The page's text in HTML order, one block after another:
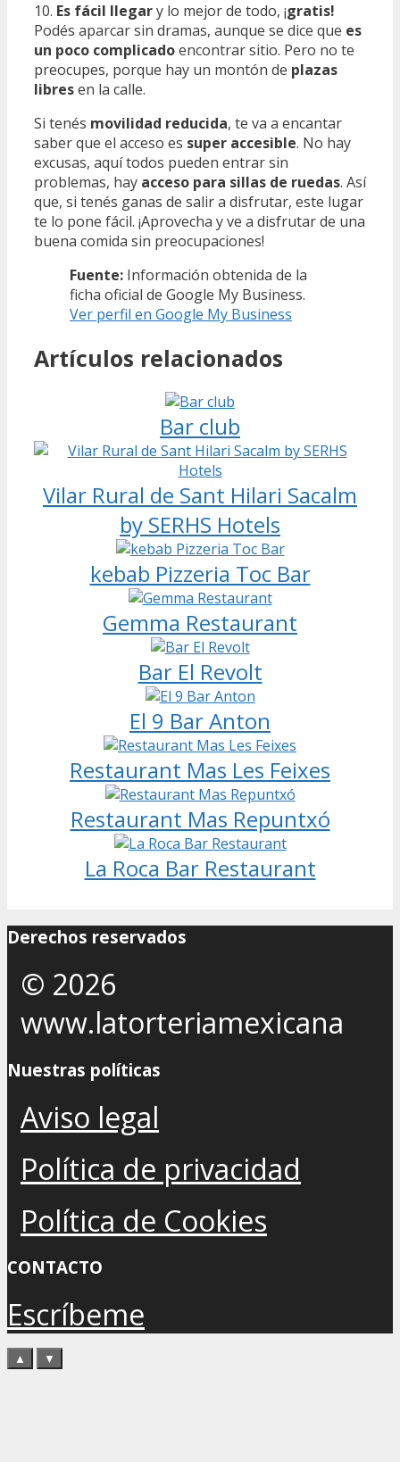
10. Es fácil llegary lo mejor de todo, ¡gratis!
Podés aparcar sin dramas, aunque se dice que es
un poco complicadoencontrar sitio. Pero no te
preocupes, porque hay un montón de plazas
libresen la calle.
Si tenés movilidad reducida, te va a encantar
saber que el acceso es super accesible. No hay
excusas, aquí todos pueden entrar sin
problemas, hay acceso para sillas de ruedas. Así
que, si tenés ganas de salir a disfrutar, este lugar
te lo pone fácil. ¡Aprovecha y ve a disfrutar de una
buena comida sin preocupaciones!
Fuente: Información obtenida de la
ficha oficial de Google My Business.
Ver perfil en Google My Business
Artículos relacionados
Bar club
Vilar Rural de Sant Hilari Sacalm
by SERHS Hotels
kebab Pizzeria Toc Bar
Gemma Restaurant
Bar El Revolt
El 9 Bar Anton
Restaurant Mas Les Feixes
Restaurant Mas Repuntxó
La Roca Bar Restaurant
Derechos reservados
© 2026
www.latorteriamexicana
Nuestras políticas
Aviso legal
Política de privacidad
Política de Cookies
CONTACTO
Escríbeme
▲ ▼